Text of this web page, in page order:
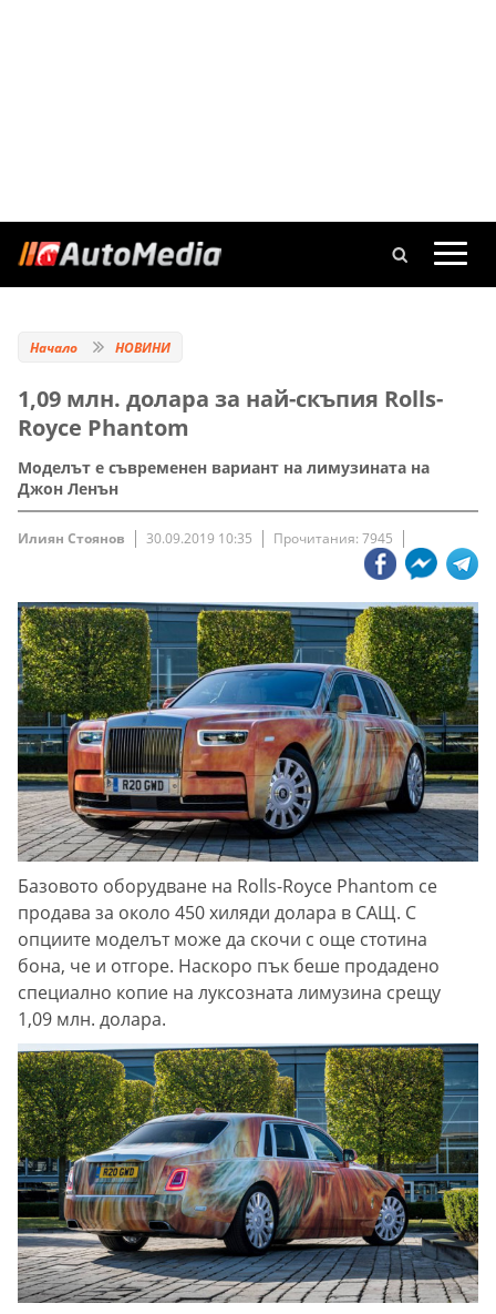
Начало НОВИНИ
1,09 млн. долара за най-скъпия Rolls-
Royce Phantom
Моделът е съвременен вариант на лимузината на
Джон Ленън
Илиян Стоянов 30.09.2019 10:35 Прочитания: 7945
Базовото оборудване на Rolls-Royce Phantom се
продава за около 450 хиляди долара в САЩ. С
опциите моделът може да скочи с още стотина
бона, че и отгоре. Наскоро пък беше продадено
специално копие на луксозната лимузина срещу
1,09 млн. долара.